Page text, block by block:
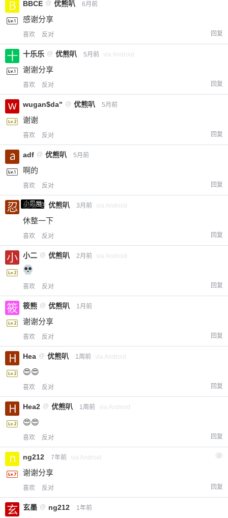
BBCE @ 优熊叭 6月前
感谢分享
喜欢 反对 回复
十乐乐 @ 优熊叭 5月前 via Android
谢谢分享
喜欢 反对 回复
wugan$da" @ 优熊叭 5月前
谢谢
喜欢 反对 回复
adf @ 优熊叭 5月前
啊的
喜欢 反对 回复
小黑屋
忍者 @ 优熊叭 3月前 via Android
休整一下
喜欢 反对 回复
小二 @ 优熊叭 2月前 via Android
喜欢 反对 回复
筱熊 @ 优熊叭 1月前
谢谢分享
喜欢 反对 回复
Hea @ 优熊叭 1周前 via Android
😍😍
喜欢 反对 回复
Hea2 @ 优熊叭 1周前 via Android
😍😍
喜欢 反对 回复
ng212 7年前 via Android 2
谢谢分享
喜欢 反对 回复
玄墨 @ ng212 1年前